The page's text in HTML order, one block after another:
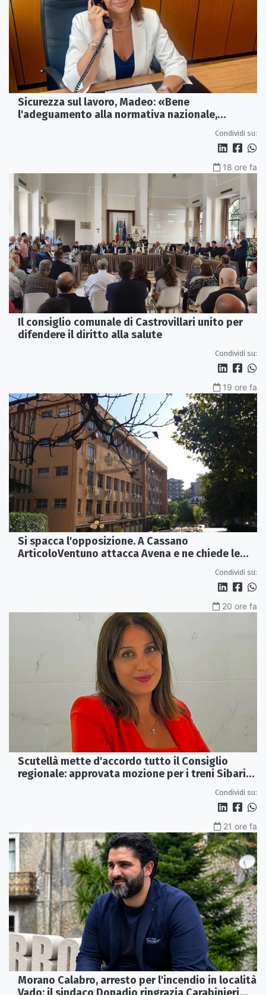
Sicurezza sul lavoro, Madeo: «Bene
l'adeguamento alla normativa nazionale,
Condividi su:
18 ore fa
Il consiglio comunale di Castrovillari unito per
difendere il diritto alla salute
Condividi su:
19 ore fa
Si spacca l'opposizione. A Cassano
ArticoloVentuno attacca Avena e ne chiede le
Condividi su:
20 ore fa
Scutellà mette d'accordo tutto il Consiglio
regionale: approvata mozione per i treni Sibari-
Condividi su:
21 ore fa
Morano Calabro, arresto per l'incendio in località